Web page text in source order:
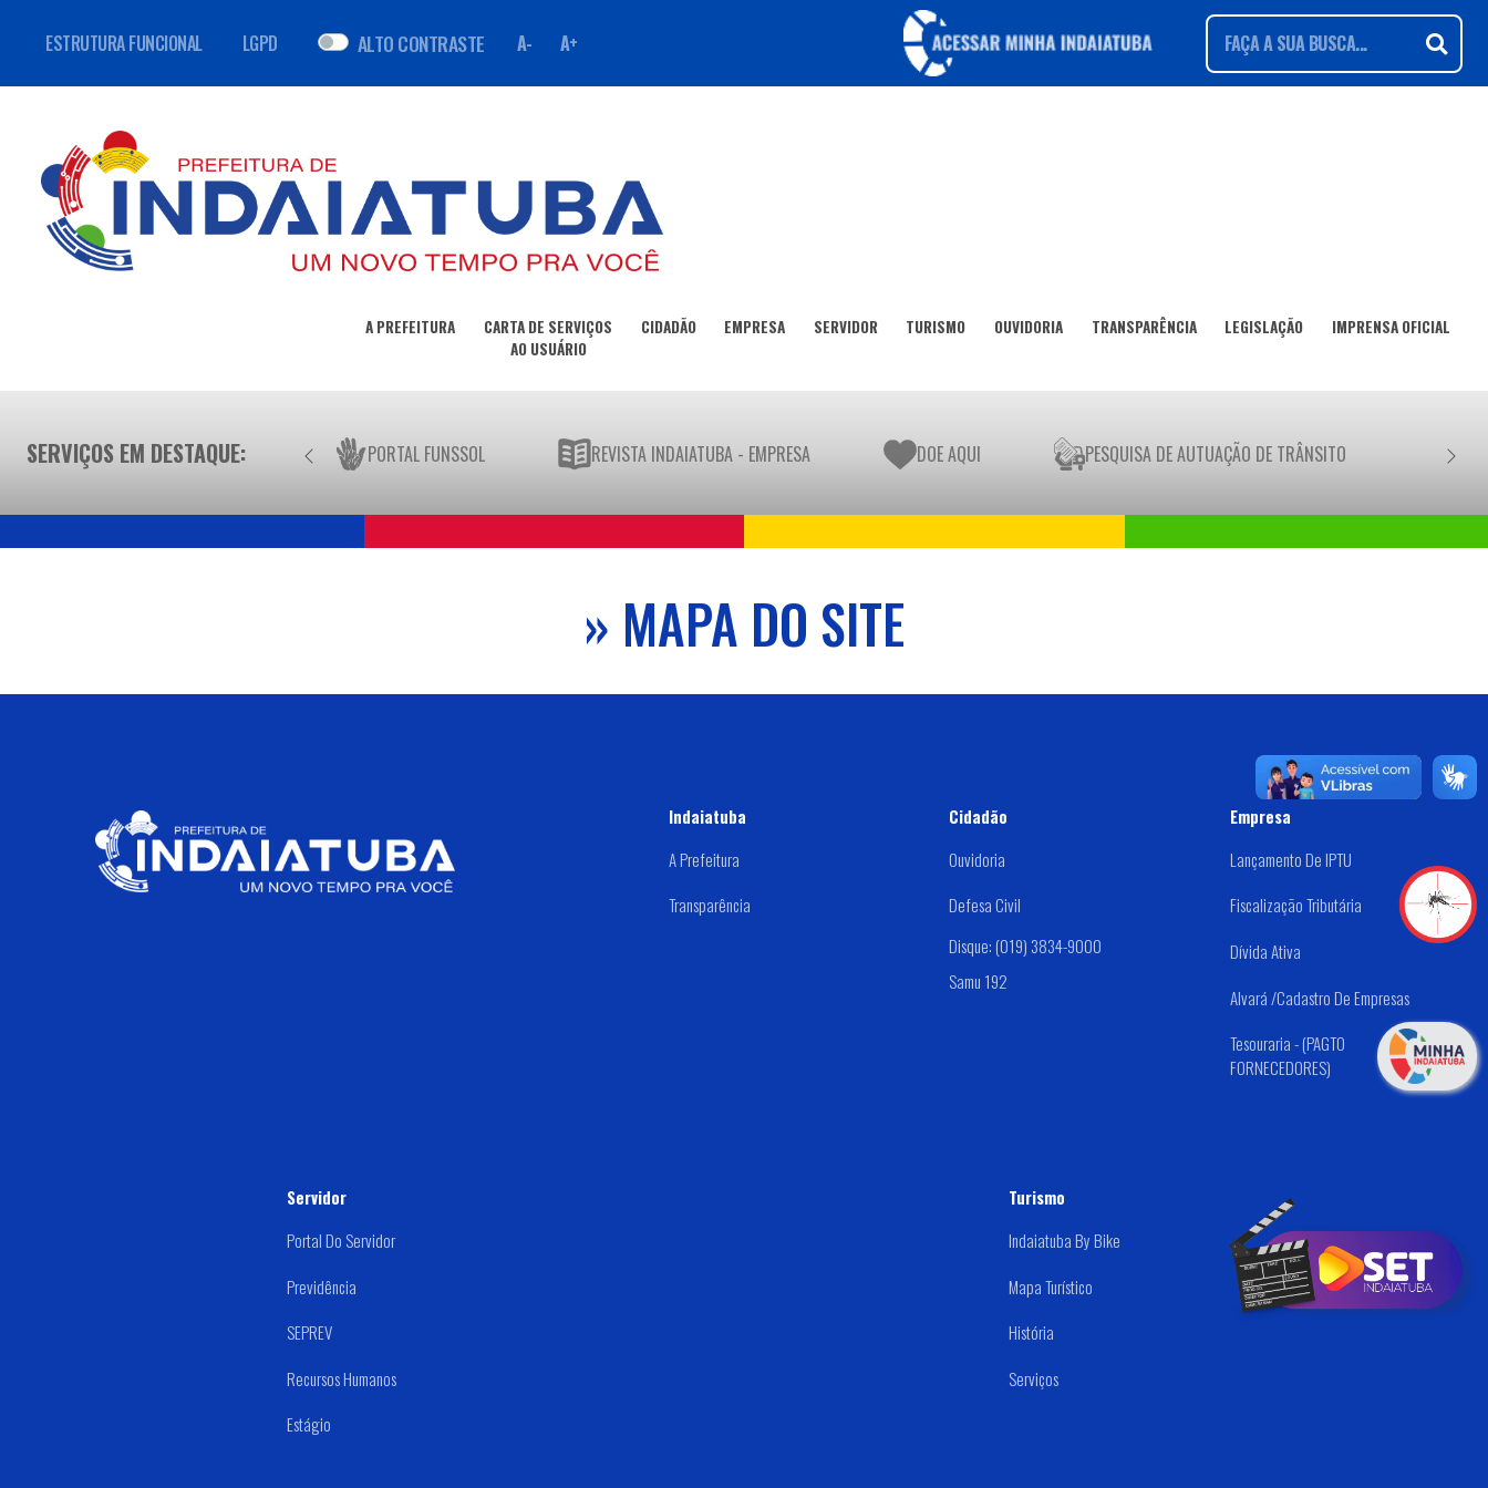
ESTRUTURA FUNCIONAL LGPD ALTO CONTRASTE A- A+
A PREFEITURA
CARTA DE SERVIÇOS
AO USUÁRIO
CIDADÃO EMPRESA SERVIDOR TURISMO OUVIDORIA TRANSPARÊNCIA LEGISLAÇÃO IMPRENSA OFICIAL
SERVIÇOS EM DESTAQUE: PORTAL FUNSSOL REVISTA INDAIATUBA - EMPRESA DOE AQUI PESQUISA DE AUTUAÇÃO DE TRÂNSITO
» MAPA DO SITE
Indaiatuba
A Prefeitura
Transparência
Cidadão
Ouvidoria
Defesa Civil
Disque: (019) 3834-9000
Samu 192
Empresa
Lançamento De IPTU
Fiscalização Tributária
Dívida Ativa
Alvará /Cadastro De Empresas
Tesouraria - (PAGTO
FORNECEDORES)
Servidor
Portal Do Servidor
Previdência
SEPREV
Recursos Humanos
Estágio
Turismo
Indaiatuba By Bike
Mapa Turístico
História
Serviços